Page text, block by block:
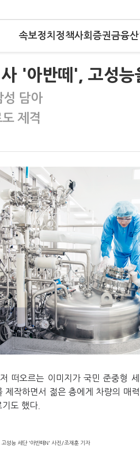
속보정치 정책사회 증권금융
'아반떼', 고성능
성 담아
제격
떠오르는 이미지가 국민 준중형 세
작하면서 젊은 층에게 차량의 매
도 했다.
고성능 세단 '아반떼N' 사진/조재훈 기자